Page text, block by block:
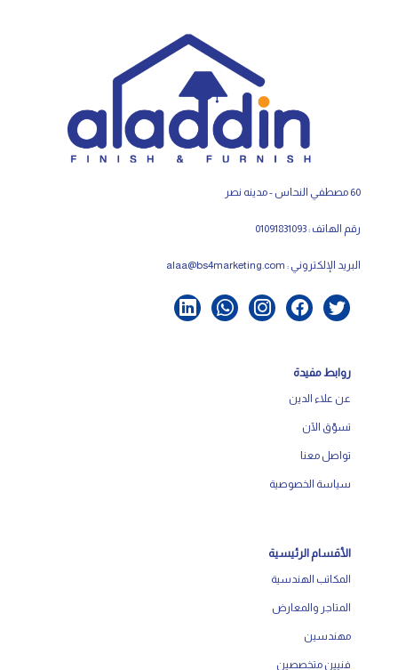
60 مصطفي النحاس - مدينه نصر
رقم الهاتف : 01091831093
البريد الإلكتروني : alaa@bs4marketing.com
روابط مفيدة
عن علاء الدين
تسوّق الآن
تواصل معنا
سياسة الخصوصية
الأقسام الرئيسية
المكاتب الهندسية
المتاجر والمعارض
مهندسين
فنيين متخصصين